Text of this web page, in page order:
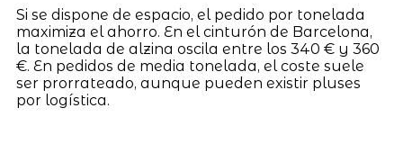
Si se dispone de espacio, el pedido por tonelada
maximiza el ahorro. En el cinturón de Barcelona,
la tonelada de alzina oscila entre los 340 € y 360
€. En pedidos de media tonelada, el coste suele
ser prorrateado, aunque pueden existir pluses
por logística.